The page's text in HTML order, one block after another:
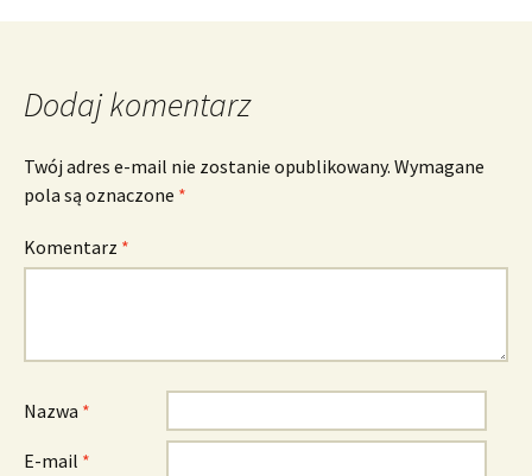
Dodaj komentarz
Twój adres e-mail nie zostanie opublikowany. Wymagane
pola są oznaczone *
Komentarz *
Nazwa *
E-mail *